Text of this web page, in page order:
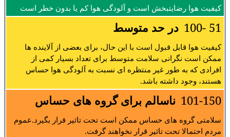
کیفیت هوا رضایتبخش است و آلودگی هوا کم یا بدون خطر است
51 -100 در حد متوسط
کیفیت هوا قابل قبول است با این حال، برای بعضی از آلاینده ها
ممکن است نگرانی سلامت متوسط برای تعداد بسیار کمی از
افرادی که به طور غیر منتظره ای نسبت به آلودگی هوا حساس
هستند، وجود داشته باشد.
101-150 ناسالم برای گروه های حساس
سلامتی گروه های حساس ممکن است تحت تاثیر قرار بگیرد.عموم
مردم احتمالا تحت تاثیر قرار نخواهند گرفت.